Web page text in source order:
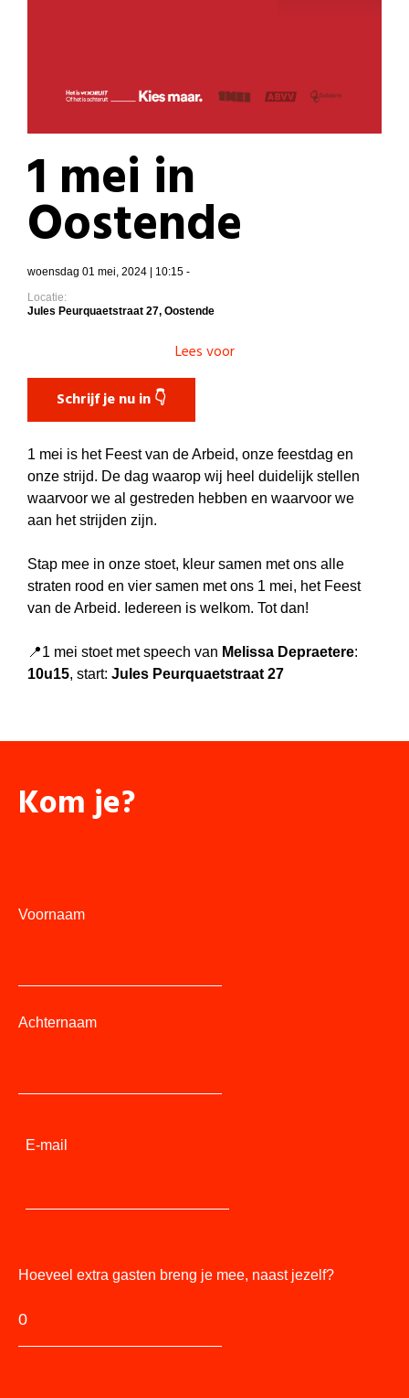
1 mei in
Oostende
woensdag 01 mei, 2024 | 10:15 -
Locatie:
Jules Peurquaetstraat 27, Oostende
Lees voor
Schrijf je nu in 👇
1 mei is het Feest van de Arbeid, onze feestdag en
onze strijd. De dag waarop wij heel duidelijk stellen
waarvoor we al gestreden hebben en waarvoor we
aan het strijden zijn.
Stap mee in onze stoet, kleur samen met ons alle
straten rood en vier samen met ons 1 mei, het Feest
van de Arbeid. Iedereen is welkom. Tot dan!
📍1 mei stoet met speech van Melissa Depraetere:
10u15, start:Jules Peurquaetstraat 27
Kom je?
Voornaam
Achternaam
E-mail
Hoeveel extra gasten breng je mee, naast jezelf?